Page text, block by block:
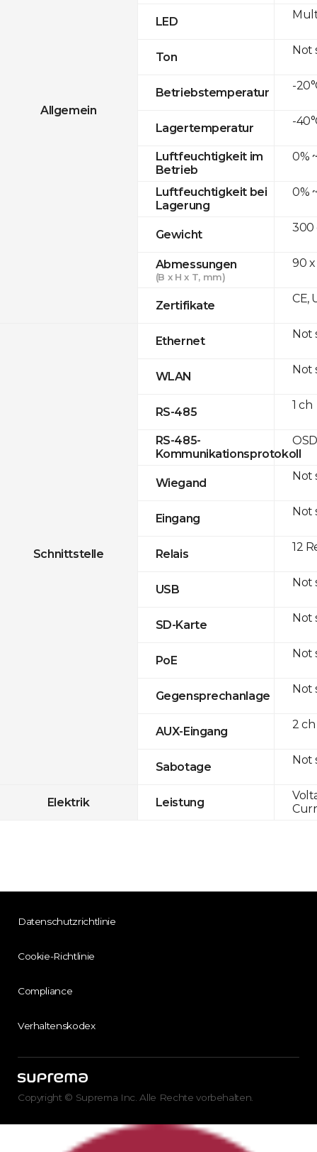
Allgemein
LED
Ton
Betriebstemperatur
Lagertemperatur
Luftfeuchtigkeit im
Betrieb
Luftfeuchtigkeit bei
Lagerung
Gewicht
Abmessungen
(B x H x T, mm)
Zertifikate
Schnittstelle
Ethernet
WLAN
RS-485
RS-485-
Kommunikationsprotokoll
Wiegand
Eingang
Relais
USB
SD-Karte
PoE
Gegensprechanlage
AUX-Eingang
Sabotage
Elektrik Leistung
Not
-
-
0%
0%
300
90 x
CE,
Not
Not
1 ch
Not
Not
12
Not
Not
Not
Not
2
Not
Datenschutzrichtlinie
Cookie-Richtlinie
Compliance
Verhaltenskodex
Copyright © Suprema Inc. Alle Rechte vorbehalten.